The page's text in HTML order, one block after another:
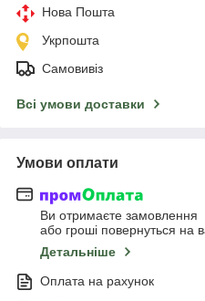
Нова Пошта
Укрпошта
Самовивіз
Всі умови доставки
Умови оплати
Ви отримаєте замовлення
або гроші повернуться на
Детальніше
Оплата на рахунок